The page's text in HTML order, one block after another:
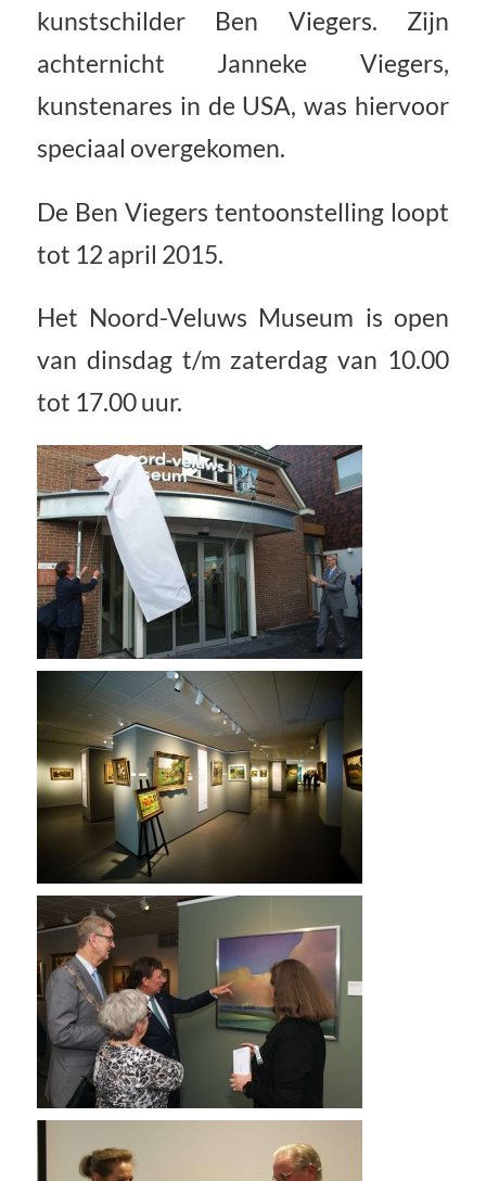
kunstschilder Ben Viegers. Zijn
achternicht Janneke Viegers,
kunstenares in de USA, was hiervoor
speciaal overgekomen.
De Ben Viegers tentoonstelling loopt
tot 12 april 2015.
Het Noord-Veluws Museum is open
van dinsdag t/m zaterdag van 10.00
tot 17.00 uur.